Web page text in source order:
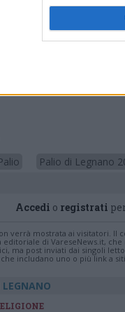
Palio di Legnano
Accedi o registrati
verrà mostrata ai visitatori.
editoriale di VareseNews.it,
ma post inviati dai singoli
includano uno o più link a